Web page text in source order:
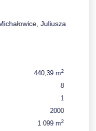
Juliusza
440,39 m2
8
1
2000
1 099 m2